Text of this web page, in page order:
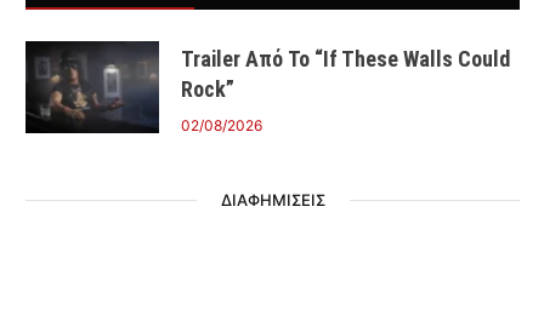
Trailer Από Το “If These Walls Could
Rock”
02/08/2026
ΔΙΑΦΗΜΙΣΕΙΣ